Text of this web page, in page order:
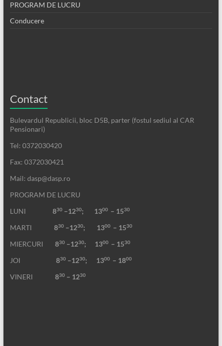
PROGRAM DE LUCRU
Conducere
Contact
Bulevardul Republicii, bloc D5B, parter (fostul sediul al CAR
Pensionari)
Tel: 0372030420
Fax: 0372030421
Mail: dasp@dasp.ro
PROGRAM DE LUCRU
LUNI
830–1230; 1300 – 1530
MARTI 830–1230; 1300 – 1530
MIERCURI 830–1230; 1300 – 1530
JOI 830–1230; 1300 – 1800
VINERI 830– 1230